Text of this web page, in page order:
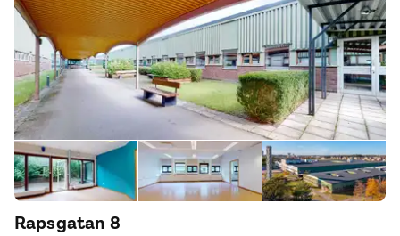
Rapsgatan 8